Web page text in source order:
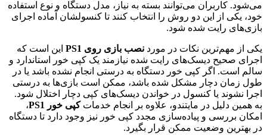
می‌شود. کاربران می‌توانند بسته به نیاز، مدل دستگاه و نوع استفاده
خود، یکی از این دو روش را انتخاب کنند تا کنسولشان آماده اجرای
بازی‌های رایت شده شود.
یکی از مهم‌ترین نکات در مورد نصب بازی روی PS1
این است که
اجرای صحیح دیسک‌های رایت شده نیازمند یک کپی خور استاندارد و
سالم است. اگر کپی خور دستگاه به درستی انجام نشده باشد یا در
طول زمان دچار مشکل شده باشد، ممکن است بازی‌ها به درستی
اجرا نشوند یا کنسول در خواندن دیسک‌های کپی دچار اختلال شود.
به همین دلیل در مایتندو، علاوه بر انجام خدماتکپی خور PS1
،
امکان بررسی و پیاده‌سازی مجدد کپی خور نیز وجود دارد تا دستگاه
در بهترین وضعیت ممکن قرار بگیرد.